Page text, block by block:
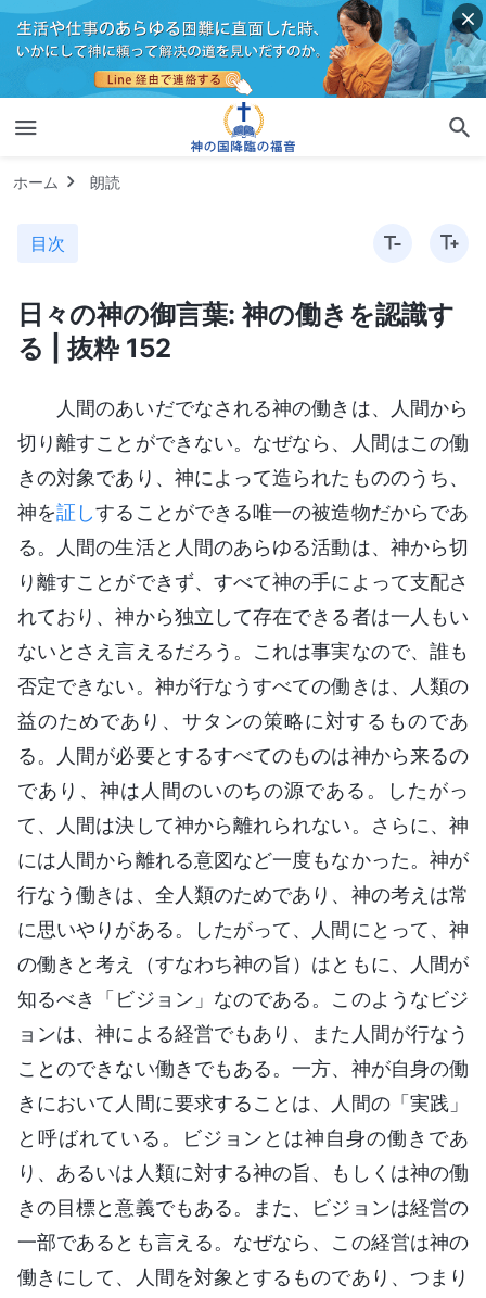
ホーム 朗読
目次
日々の神の御言葉: 神の働きを認識す
る | 抜粋 152
人間のあいだでなされる神の働きは、人間から
切り離すことができない。なぜなら、人間はこの働
きの対象であり、神によって造られたもののうち、
神を証しすることができる唯一の被造物だからであ
る。人間の生活と人間のあらゆる活動は、神から切
り離すことができず、すべて神の手によって支配さ
れており、神から独立して存在できる者は一人もい
ないとさえ言えるだろう。これは事実なので、誰も
否定できない。神が行なうすべての働きは、人類の
益のためであり、サタンの策略に対するものであ
る。人間が必要とするすべてのものは神から来るの
であり、神は人間のいのちの源である。したがっ
て、人間は決して神から離れられない。さらに、神
には人間から離れる意図など一度もなかった。神が
行なう働きは、全人類のためであり、神の考えは常
に思いやりがある。したがって、人間にとって、神
の働きと考え（すなわち神の旨）はともに、人間が
知るべき「ビジョン」なのである。このようなビジ
ョンは、神による経営でもあり、また人間が行なう
ことのできない働きでもある。一方、神が自身の働
きにおいて人間に要求することは、人間の「実践」
と呼ばれている。ビジョンとは神自身の働きであ
り、あるいは人類に対する神の旨、もしくは神の働
きの目標と意義でもある。また、ビジョンは経営の
一部であるとも言える。なぜなら、この経営は神の
働きにして、人間を対象とするものであり、つまり